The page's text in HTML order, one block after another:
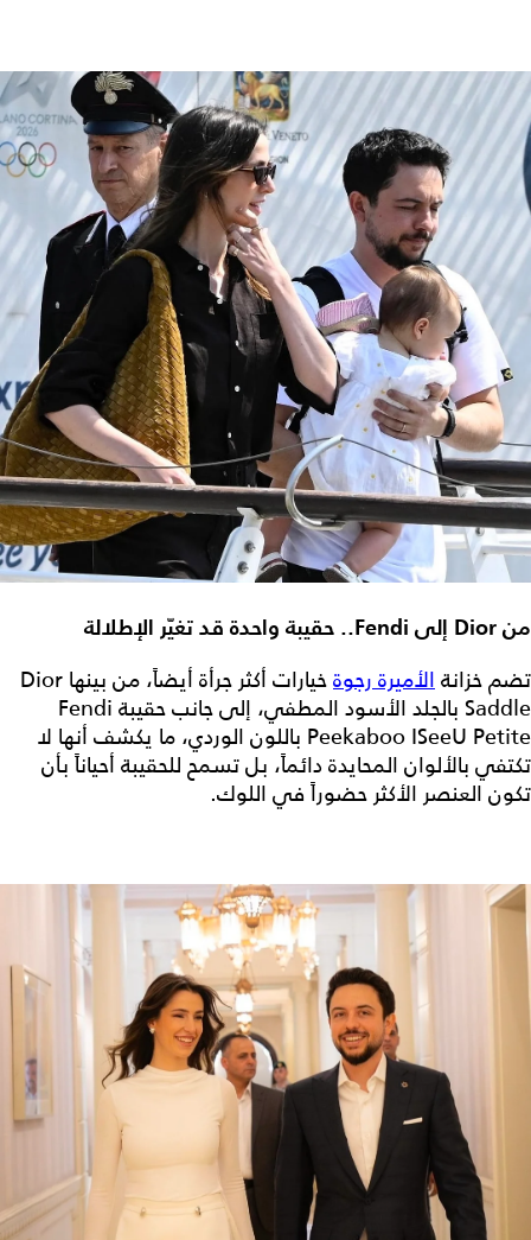
من Dior إلى Fendi.. حقيبة واحدة قد تغيّر الإطلالة
تضم خزانةالأميرة رجوة
خيارات أكثر جرأة أيضاً، من بينها Dior
Saddle بالجلد الأسود المطفي، إلى جانب حقيبة Fendi
Peekaboo ISeeU Petite باللون الوردي، ما يكشف أنها لا
تكتفي بالألوان المحايدة دائماً، بل تسمح للحقيبة أحياناً بأن
تكون العنصر الأكثر حضوراً في اللوك.